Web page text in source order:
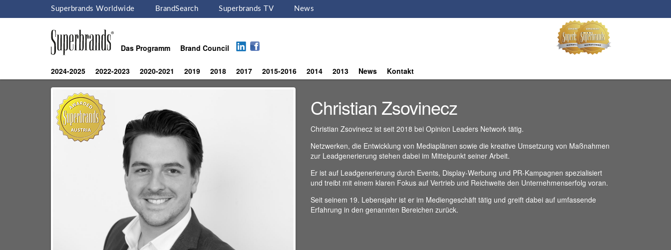
Superbrands Worldwide BrandSearch Superbrands TV News
Das Programm Brand Council
2024-2025 2022-2023 2020-2021 2019 2018 2017 2015-2016 2014 2013 News Kontakt
Christian Zsovinecz
Christian Zsovinecz ist seit 2018 bei Opinion Leaders Network tätig.
Netzwerken, die Entwicklung von Mediaplänen sowie die kreative Umsetzung von Maßnahmen
zur Leadgenerierung stehen dabei im Mittelpunkt seiner Arbeit.
Er ist auf Leadgenerierung durch Events, Display-Werbung und PR-Kampagnen spezialisiert
und treibt mit einem klaren Fokus auf Vertrieb und Reichweite den Unternehmenserfolg voran.
Seit seinem 19. Lebensjahr ist er im Mediengeschäft tätig und greift dabei auf umfassende
Erfahrung in den genannten Bereichen zurück.